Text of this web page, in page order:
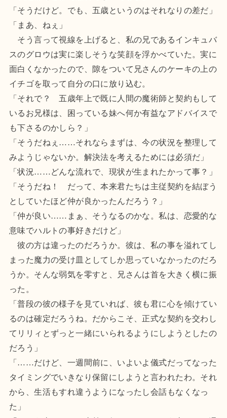
「そうだけど。でも、五歳というのはそれなりの差だ」
「まあ、ねぇ」
そう言って視線を上げると、私の兄であるインキュバ
スのグロウは実に楽しそうな笑顔を浮かべていた。実に
面白くなかったので、隙をついて兄さんのケーキの上の
イチゴを取って自分の口に放り込む。
「それで？ 五歳年上で既に人間の魔術師と契約もして
いるお兄様は、困っている妹へ何か有益なアドバイスで
も下さるのかしら？」
「そうだねぇ……それならまずは、今の状況を整理して
みようじゃないか。解決法を考えるためには必須だ」
「状況……どんな流れで、現状が生まれたかって事？」
「そうだね！ だって、本来君たちは主従契約を結ぼう
としていたほど仲が良かったんだろう？」
「仲が良い……まぁ、そうなるのかな。私は、恋愛的な
意味でハルトの事好きだけど」
彼の方は違ったのだろうか。彼は、私の事を溢れてし
まった魔力の受け皿としてしか思っていなかったのだろ
うか。そんな弱気を零すと、兄さんは首を大きく横に振
った。
「普段の彼の様子を見ていれば、彼も君に心を傾けてい
るのは確定だろうね。だからこそ、正式な契約を交わし
てリリィとずっと一緒にいられるようにしようとしたの
だろう」
「……だけど、一週間前に、いよいよ儀式だってなった
タイミングでいきなり保留にしようと言われたわ。それ
から、生活もすれ違うようになったし会話もなくなっ
た」